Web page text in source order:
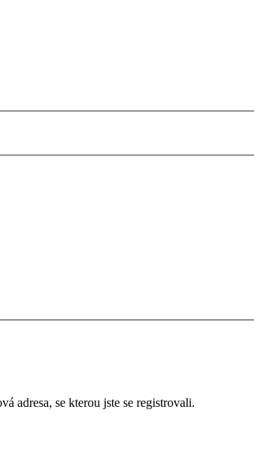
adresa, se kterou jste se registrovali.